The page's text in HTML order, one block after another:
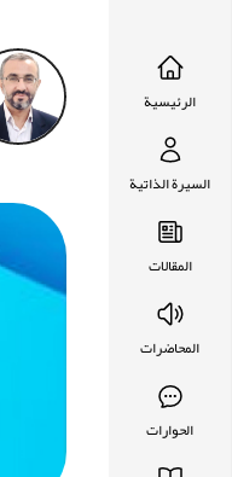
الرئيسية
السيرة الذاتية
المقالات
المحاضرات
الحوارات